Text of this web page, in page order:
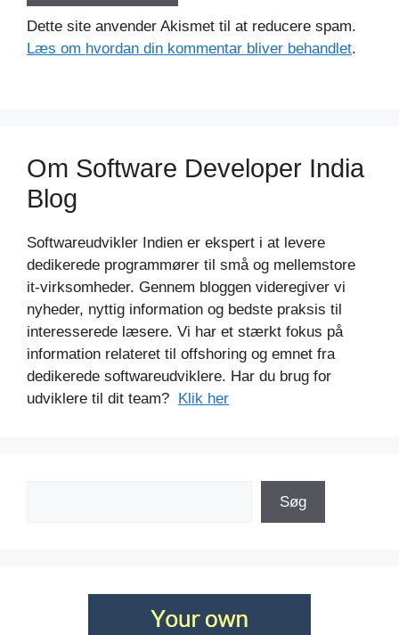
Dette site anvender Akismet til at reducere spam.
Læs om hvordan din kommentar bliver behandlet.
Om Software Developer India
Blog
Softwareudvikler Indien er ekspert i at levere
dedikerede programmører til små og mellemstore
it-virksomheder. Gennem bloggen videregiver vi
nyheder, nyttig information og bedste praksis til
interesserede læsere. Vi har et stærkt fokus på
information relateret til offshoring og emnet fra
dedikerede softwareudviklere. Har du brug for
udviklere til dit team? Klik her
Søg